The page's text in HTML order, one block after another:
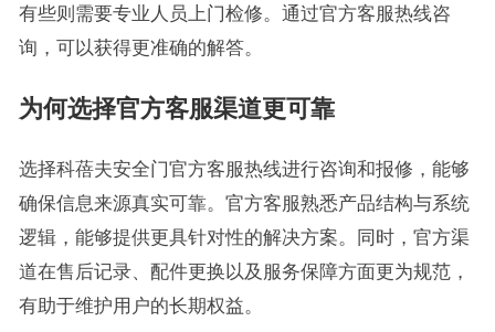
有些则需要专业人员上门检修。通过官方客服热线咨
询，可以获得更准确的解答。
为何选择官方客服渠道更可靠
选择科蓓夫安全门官方客服热线进行咨询和报修，能够
确保信息来源真实可靠。官方客服熟悉产品结构与系统
逻辑，能够提供更具针对性的解决方案。同时，官方渠
道在售后记录、配件更换以及服务保障方面更为规范，
有助于维护用户的长期权益。